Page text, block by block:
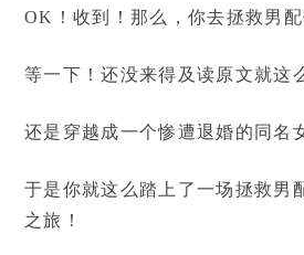
OK！收到！那么，你去拯救男配
等一下！还没来得及读原文就这
还是穿越成一个惨遭退婚的同名
于是你就这么踏上了一场拯救男
之旅！